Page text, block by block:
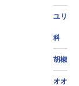
ユリ
科
胡椒
オオ